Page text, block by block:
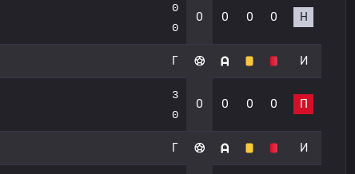
0
0
0 0 0 0 Н
Г И
3
0
0 0 0 0 П
Г И